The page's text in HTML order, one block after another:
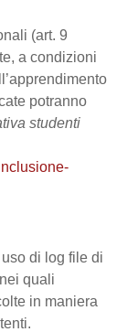
(art. 9
a condizioni
potranno
studenti
di log file di
quali
in maniera